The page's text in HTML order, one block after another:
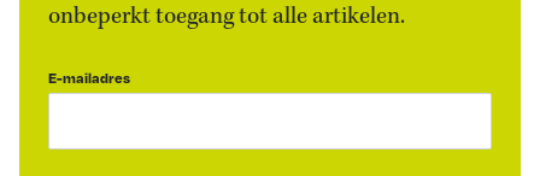
onbeperkt toegang tot alle artikelen.
E-mailadres